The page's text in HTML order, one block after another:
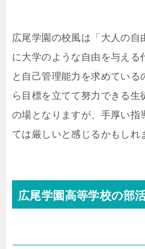
広尾学園の校風は「大人の自
に大学のような自由を与える
と自己管理能力を求めている
ら目標を立てて努力できる生
の場となりますが、手厚い指
ては厳しいと感じるかもしれ
広尾学園高等学校の部